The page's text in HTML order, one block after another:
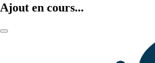
Ajout en cours...